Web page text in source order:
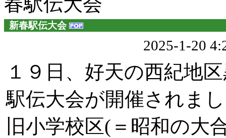
新春駅伝大会
2025-1-20
１９日、好天の西紀地
駅伝大会が開催されま
旧小学校区(＝昭和の大